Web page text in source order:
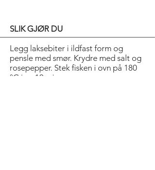
SLIK GJØR DU
Legg laksebiter i ildfast form og
pensle med smør. Krydre med salt og
rosepepper. Stek fisken i ovn på 180
°C i ca 12 min.